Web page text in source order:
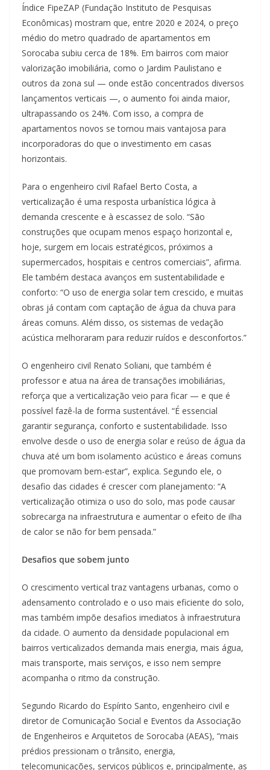
Índice FipeZAP (Fundação Instituto de Pesquisas
Econômicas) mostram que, entre 2020 e 2024, o preço
médio do metro quadrado de apartamentos em
Sorocaba subiu cerca de 18%. Em bairros com maior
valorização imobiliária, como o Jardim Paulistano e
outros da zona sul — onde estão concentrados diversos
lançamentos verticais —, o aumento foi ainda maior,
ultrapassando os 24%. Com isso, a compra de
apartamentos novos se tornou mais vantajosa para
incorporadoras do que o investimento em casas
horizontais.
Para o engenheiro civil Rafael Berto Costa, a
verticalização é uma resposta urbanística lógica à
demanda crescente e à escassez de solo. “São
construções que ocupam menos espaço horizontal e,
hoje, surgem em locais estratégicos, próximos a
supermercados, hospitais e centros comerciais”, afirma.
Ele também destaca avanços em sustentabilidade e
conforto: “O uso de energia solar tem crescido, e muitas
obras já contam com captação de água da chuva para
áreas comuns. Além disso, os sistemas de vedação
acústica melhoraram para reduzir ruídos e desconfortos.”
O engenheiro civil Renato Soliani, que também é
professor e atua na área de transações imobiliárias,
reforça que a verticalização veio para ficar — e que é
possível fazê-la de forma sustentável. “É essencial
garantir segurança, conforto e sustentabilidade. Isso
envolve desde o uso de energia solar e reúso de água da
chuva até um bom isolamento acústico e áreas comuns
que promovam bem-estar”, explica. Segundo ele, o
desafio das cidades é crescer com planejamento: “A
verticalização otimiza o uso do solo, mas pode causar
sobrecarga na infraestrutura e aumentar o efeito de ilha
de calor se não for bem pensada.”
Desafios que sobem junto
O crescimento vertical traz vantagens urbanas, como o
adensamento controlado e o uso mais eficiente do solo,
mas também impõe desafios imediatos à infraestrutura
da cidade. O aumento da densidade populacional em
bairros verticalizados demanda mais energia, mais água,
mais transporte, mais serviços, e isso nem sempre
acompanha o ritmo da construção.
Segundo Ricardo do Espírito Santo, engenheiro civil e
diretor de Comunicação Social e Eventos da Associação
de Engenheiros e Arquitetos de Sorocaba (AEAS), “mais
prédios pressionam o trânsito, energia,
telecomunicações, serviços públicos e, principalmente, as